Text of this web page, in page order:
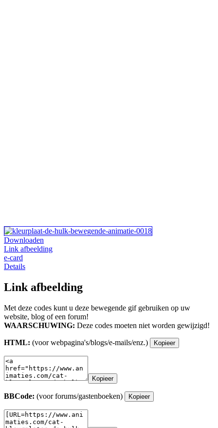
Downloaden
Link afbeelding
e-card
Details
Link afbeelding
Met deze codes kunt u deze bewegende gif gebruiken op uw
website, blog of een forum!
WAARSCHUWING: Deze codes moeten niet worden gewijzigd!
HTML: (voor webpagina's/blogs/e-mails/enz.) Kopieer
Kopieer
BBCode: (voor forums/gastenboeken) Kopieer